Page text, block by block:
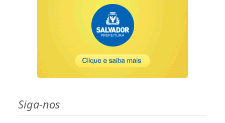
Siga-nos